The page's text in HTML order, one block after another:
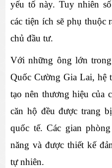
yếu tố này. Tuy nhiên
các tiện ích sẽ phụ thuộc
chủ đầu tư.
Với những ông lớn
Quốc Cường Gia Lai, hệ
tạo nên thương hiệu của
căn hộ đều được trang
quốc tế. Các gian
năng và được thiết kế
tự nhiên.